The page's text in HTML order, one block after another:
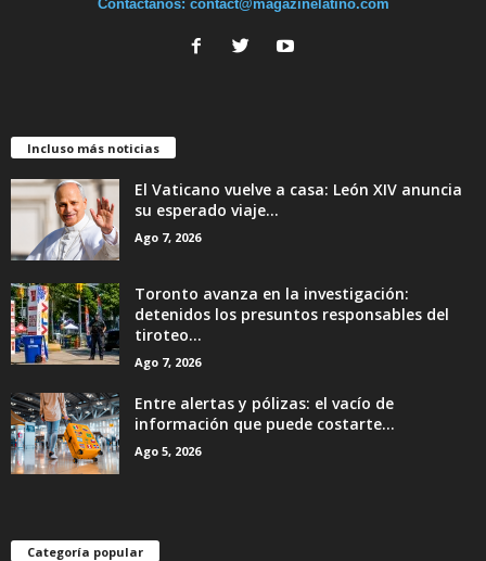
Contáctanos: contact@magazinelatino.com
Incluso más noticias
El Vaticano vuelve a casa: León XIV anuncia
su esperado viaje...
Ago 7, 2026
Toronto avanza en la investigación:
detenidos los presuntos responsables del
tiroteo...
Ago 7, 2026
Entre alertas y pólizas: el vacío de
información que puede costarte...
Ago 5, 2026
Categoría popular